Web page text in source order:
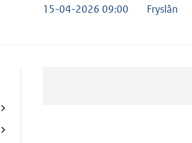
15-04-2026 09:00 Fryslân